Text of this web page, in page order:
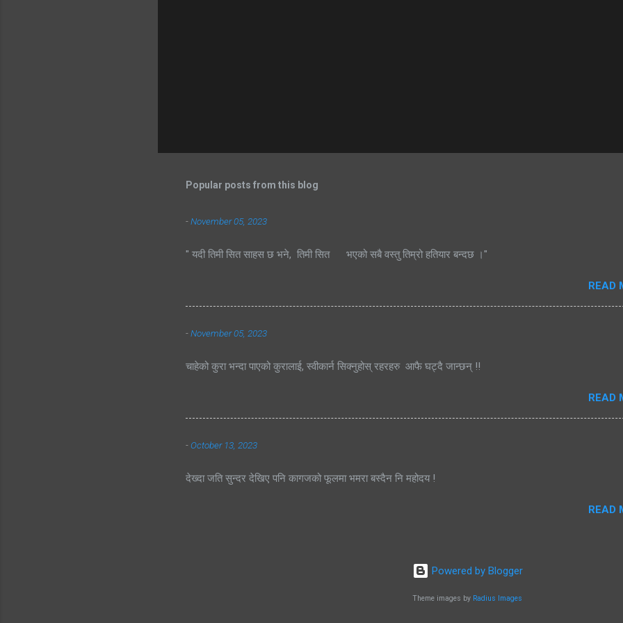
Popular posts from this blog
-November 05, 2023
" यदी तिमी सित साहस छ भने, तिमी सित भएको सबै वस्तु तिम्रो हतियार बन्दछ ।"
READ
-November 05, 2023
चाहेको कुरा भन्दा पाएको कुरालाई, स्वीकार्न सिक्नुहोस् रहरहरु आफै घट्दै जान्छन् !!
READ
-October 13, 2023
देख्दा जति सुन्दर देखिए पनि कागजको फूलमा भमरा बस्दैन नि महोदय !
READ
Powered by Blogger
Theme images by Radius Images